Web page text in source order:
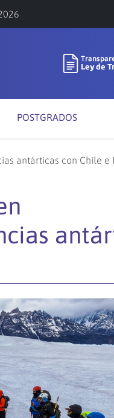
POSTGRADOS
antárticas con Chile e